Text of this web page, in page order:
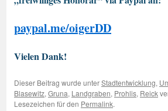
paypal.me/oigerDD
Vielen Dank!
Dieser Beitrag wurde unterStadtentwicklung,
Blasewitz,Gruna, Landgraben, Prohlis, Reick
Lesezeichen für den Permalink.